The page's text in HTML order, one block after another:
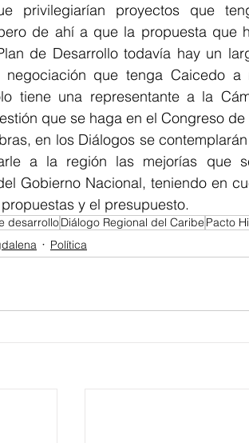
privilegiarían proyectos que
de ahí a que la propuesta que
de Desarrollo todavía hay un
que tenga Caicedo
tiene una representante a la
en los Diálogos se
a la región las mejorías que
Gobierno Nacional, teniendo en
y el presupuesto.
desarrolloDiálogo Regional del Caribe Pacto
Política